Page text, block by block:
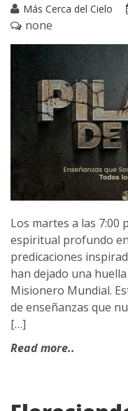
Más Cerca del Cielo
none
Los martes a las 7:00
espiritual profundo en
predicaciones
han dejado una
Misionero Mundial.
de enseñanzas que
[…]
Read more..